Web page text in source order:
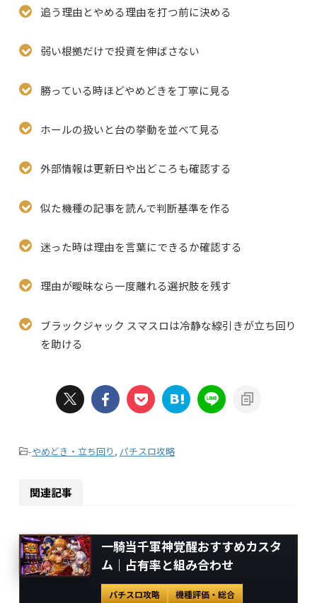
追う理由とやめる理由を打つ前に決める
弱い根拠だけで投資を伸ばさない
勝っている時ほどやめどきを丁寧に見る
ホールの扱いと台の挙動を並べて見る
外部情報は更新日や出どころも確認する
似た機種の記事を読んで判断基準を作る
迷った時は理由を言葉にできるか確認する
理由が曖昧なら一度離れる選択肢を残す
ブラックジャック スマスロは冷静な線引きが立ち回り
を助ける
-やめどき・立ち回り , パチスロ攻略
関連記事
一騎当千軍神覚醒おすすめカスタ
ム｜占有率と組み合わせ
パチスロ攻略 機種評価・総合